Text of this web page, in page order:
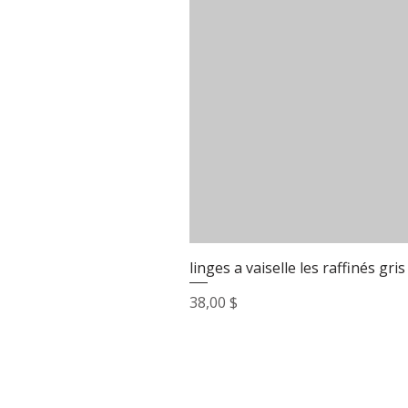
linges a vaiselle les raffinés gris
Prix
38,00 $